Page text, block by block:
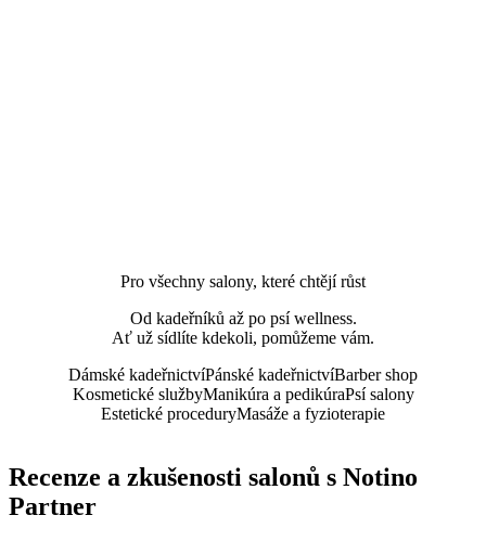
Pro všechny salony, které chtějí růst
Od kadeřníků až po psí wellness.
Ať už sídlíte kdekoli, pomůžeme vám.
Dámské kadeřnictvíPánské kadeřnictvíBarber shop
Kosmetické službyManikúra a pedikúraPsí salony
Estetické proceduryMasáže a fyzioterapie
Recenze a zkušenosti salonů s Notino
Partner